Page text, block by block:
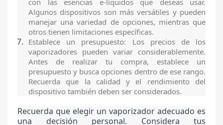
con las esencias e-líquidos que deseas usar.
Algunos dispositivos son más versátiles y pueden
manejar una variedad de opciones, mientras que
otros tienen limitaciones específicas.
Establece un presupuesto: Los precios de los
vaporizadores pueden variar considerablemente.
Antes de realizar tu compra, establece un
presupuesto y busca opciones dentro de ese rango.
Recuerda que la calidad y el rendimiento del
dispositivo también deben ser considerados.
Recuerda que elegir un vaporizador adecuado es
una decisión personal. Considera tus